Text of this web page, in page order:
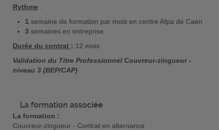
Rythme :
1 semaine de formation par mois en centre Afpa de Caen
3 semaines en entreprise
Durée du contrat : 12 mois
Validation du Titre Professionnel Couvreur-zingueur-
niveau 3 (BEP/CAP)
La formation associée
La formation :
Couvreur-zingueur - Contrat en alternance